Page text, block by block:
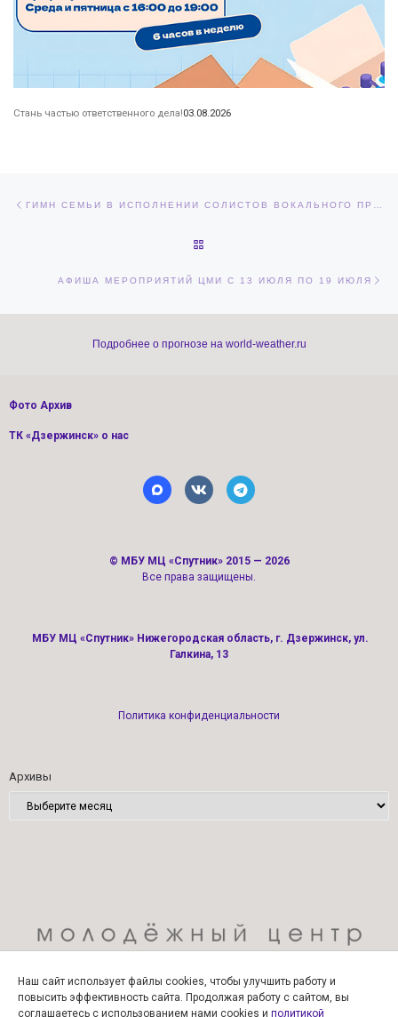
Стань частью ответственного дела!03.08.2026
АФИША МЕРОПРИЯТИЙ ЦМИ С 13 ИЮЛЯ ПО 19 ИЮЛЯ
Подробнее о прогнозе на world-weather.ru
Фото Архив
ТК «Дзержинск» о нас
© МБУ МЦ «Спутник» 2015 — 2026
Все права защищены.
МБУ МЦ «Спутник» Нижегородская область, г. Дзержинск, ул.
Галкина, 13
Политика конфиденциальности
Архивы
Наш сайт использует файлы cookies, чтобы улучшить работу и
повысить эффективность сайта. Продолжая работу с сайтом, вы
соглашаетесь с использованием нами cookies и политикой